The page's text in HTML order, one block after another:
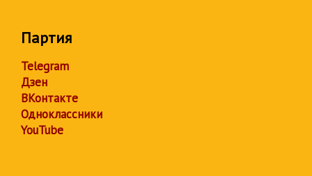
Партия
Telegram
Дзен
ВКонтакте
Одноклассники
YouTube